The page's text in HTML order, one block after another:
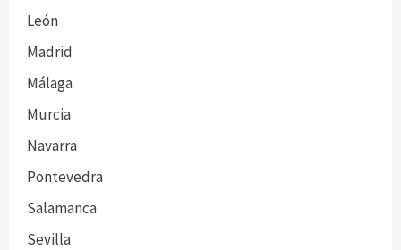
León
Madrid
Málaga
Murcia
Navarra
Pontevedra
Salamanca
Sevilla